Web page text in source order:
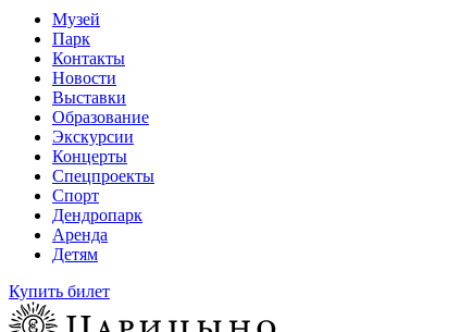
Музей
Парк
Контакты
Новости
Выставки
Образование
Экскурсии
Концерты
Спецпроекты
Спорт
Дендропарк
Аренда
Детям
Купить билет